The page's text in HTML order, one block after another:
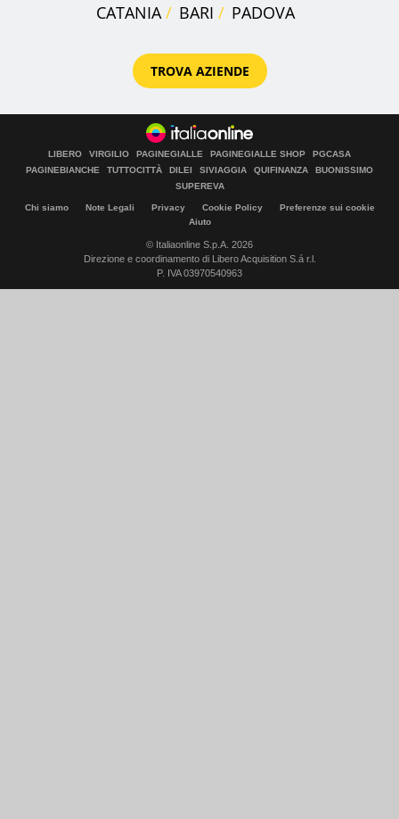
CATANIA
BARI PADOVA
TROVA AZIENDE
LIBERO VIRGILIO PAGINEGIALLE PAGINEGIALLE SHOP
PGCASA
PAGINEBIANCHE
TUTTOCITTÀ DILEI SIVIAGGIA QUIFINANZA
BUONISSIMO
SUPEREVA
Chi siamo Note Legali Privacy Cookie Policy
Preferenze sui cookie
Aiuto
© Italiaonline S.p.A. 2026
Direzione e coordinamento di Libero Acquisition S.á r.l.
P. IVA 03970540963